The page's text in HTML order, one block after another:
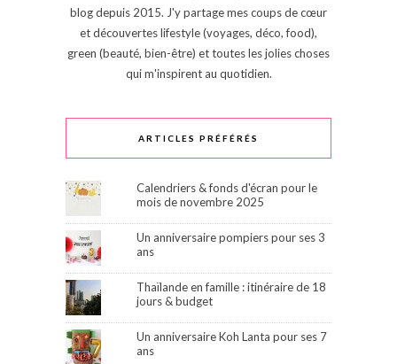
blog depuis 2015. J'y partage mes coups de cœur
et découvertes lifestyle (voyages, déco, food),
green (beauté, bien-être) et toutes les jolies choses
qui m'inspirent au quotidien.
ARTICLES PRÉFÉRÉS
Calendriers & fonds d'écran pour le
mois de novembre 2025
Un anniversaire pompiers pour ses 3
ans
Thaïlande en famille : itinéraire de 18
jours & budget
Un anniversaire Koh Lanta pour ses 7
ans